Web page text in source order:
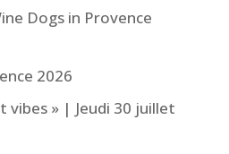
Dogs in Provence
2026
vibes » | Jeudi 30 juillet